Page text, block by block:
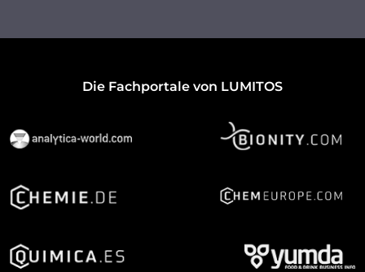
Die Fachportale von LUMITOS